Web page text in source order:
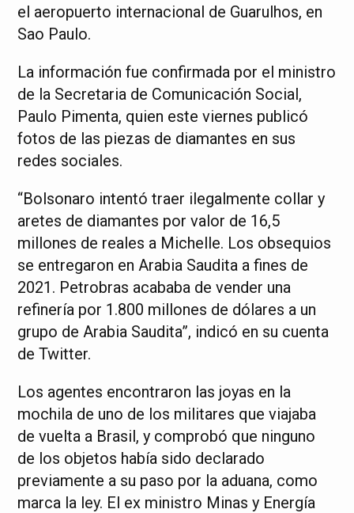
el aeropuerto internacional de Guarulhos, en
Sao Paulo.
La información fue confirmada por el ministro
de la Secretaria de Comunicación Social,
Paulo Pimenta, quien este viernes publicó
fotos de las piezas de diamantes en sus
redes sociales.
“Bolsonaro intentó traer ilegalmente collar y
aretes de diamantes por valor de 16,5
millones de reales a Michelle. Los obsequios
se entregaron en Arabia Saudita a fines de
2021. Petrobras acababa de vender una
refinería por 1.800 millones de dólares a un
grupo de Arabia Saudita”, indicó en su cuenta
de Twitter.
Los agentes encontraron las joyas en la
mochila de uno de los militares que viajaba
de vuelta a Brasil, y comprobó que ninguno
de los objetos había sido declarado
previamente a su paso por la aduana, como
marca la ley. El ex ministro Minas y Energía